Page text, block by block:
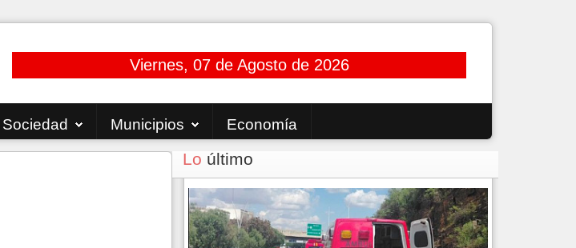
Viernes, 07 de Agosto de 2026
Sociedad Municipios Economía
Lo último